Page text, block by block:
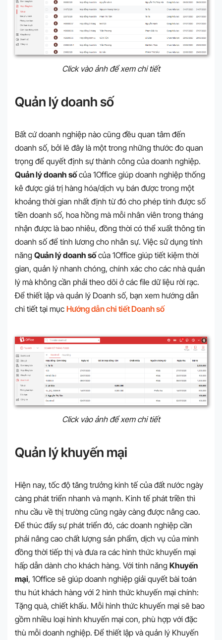
Click vào ảnh để xem chi tiết
Quản lý doanh số
Bất cứ doanh nghiệp nào cũng đều quan tâm đến
doanh số, bởi lẽ đây là một trong những thước đo quan
trọng để quyết định sự thành công của doanh nghiệp.
Quản lý doanh sốcủa 1Office giúp doanh nghiệp thống
kê được giá trị hàng hóa/dịch vụ bán được trong một
khoảng thời gian nhất định từ đó cho phép tính được số
tiền doanh số, hoa hồng mà mỗi nhân viên trong tháng
nhận được là bao nhiêu, đồng thời có thể xuất thông tin
doanh số để tính lương cho nhân sự. Việc sử dụng tính
năng Quản lý doanh sốcủa 1Office giúp tiết kiệm thời
gian, quản lý nhanh chóng, chính xác cho các nhà quản
lý mà không cần phải theo dõi ở các file dữ liệu rời rạc.
Để thiết lập và quản lý Doanh số, bạn xem hướng dẫn
chi tiết tại mục Hướng dẫn chi tiết Doanh số
Click vào ảnh để xem chi tiết
Quản lý khuyến mại
Hiện nay, tốc độ tăng trưởng kinh tế của đất nước ngày
càng phát triển nhanh và mạnh. Kinh tế phát triền thì
nhu cầu về thị trường cũng ngày càng được nâng cao.
Để thúc đẩy sự phát triển đó, các doanh nghiệp cần
phải nâng cao chất lượng sản phẩm, dịch vụ của mình
đồng thời tiếp thị và đưa ra các hình thức khuyến mại
hấp dẫn dành cho khách hàng. Với tính năng Khuyến
mại, 1Office sẽ giúp doanh nghiệp giải quyết bài toán
thu hút khách hàng với 2 hình thức khuyến mại chính:
Tặng quà, chiết khấu. Mỗi hình thức khuyến mại sẽ bao
gồm nhiều loại hình khuyến mại con, phù hợp với đặc
thù mỗi doanh nghiệp. Để thiết lập và quản lý Khuyến